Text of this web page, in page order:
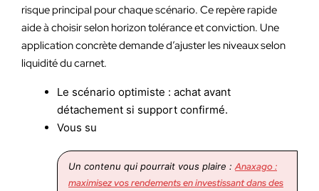
risque principal pour chaque scénario. Ce repère rapide
aide à choisir selon horizon tolérance et conviction. Une
application concrète demande d’ajuster les niveaux selon
liquidité du carnet.
Le scénario optimiste : achat avant
détachement si support confirmé.
Vous su
Un contenu qui pourrait vous plaire : Anaxago :
maximisez vos rendements en investissant dans des